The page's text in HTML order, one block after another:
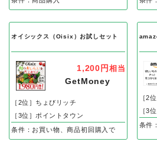
オイシックス（Oisix）お試しセット
1,200円 相当
GetMoney
［2位］ちょびリッチ
［3位］ポイントタウン
条件：お買い物、商品初回購入で
［2
［3
条件